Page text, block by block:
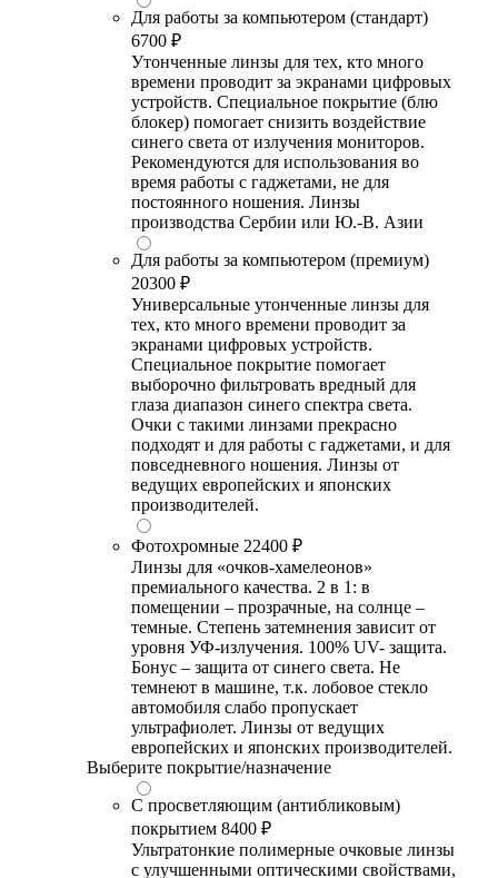
Для работы за компьютером (стандарт)
6700 ₽
Утонченные линзы для тех, кто много
времени проводит за экранами цифровых
устройств. Специальное покрытие (блю
блокер) помогает снизить воздействие
синего света от излучения мониторов.
Рекомендуются для использования во
время работы с гаджетами, не для
постоянного ношения. Линзы
производства Сербии или Ю.-В. Азии
Для работы за компьютером (премиум)
20300 ₽
Универсальные утонченные линзы для
тех, кто много времени проводит за
экранами цифровых устройств.
Специальное покрытие помогает
выборочно фильтровать вредный для
глаза диапазон синего спектра света.
Очки с такими линзами прекрасно
подходят и для работы с гаджетами, и для
повседневного ношения. Линзы от
ведущих европейских и японских
производителей.
Фотохромные 22400 ₽
Линзы для «очков-хамелеонов»
премиального качества. 2 в 1: в
помещении – прозрачные, на солнце –
темные. Степень затемнения зависит от
уровня УФ-излучения. 100% UV- защита.
Бонус – защита от синего света. Не
темнеют в машине, т.к. лобовое стекло
автомобиля слабо пропускает
ультрафиолет. Линзы от ведущих
европейских и японских производителей.
Выберите покрытие/назначение
С просветляющим (антибликовым)
покрытием 8400 ₽
Ультратонкие полимерные очковые линзы
с улучшенными оптическими свойствами,